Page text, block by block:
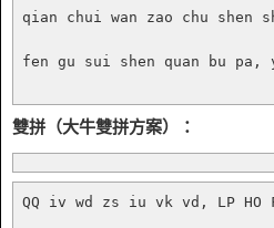
qian chui wan zao chu shen
fen gu sui shen quan bu
雙拼（大牛雙拼方案）：
QQ iv wd zs iu vk vd, LP HO